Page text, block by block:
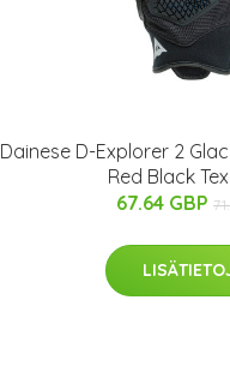
Dainese D-Explorer 2
Red Black
67.64 GBP